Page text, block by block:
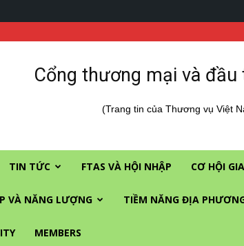
Cổng thương mại và đầu
(Trang tin của Thương vụ Việt
TIN TỨC FTAS VÀ HỘI NHẬP CƠ HỘI
VÀ NĂNG LƯỢNG TIỀM NĂNG ĐỊA
MEMBERS